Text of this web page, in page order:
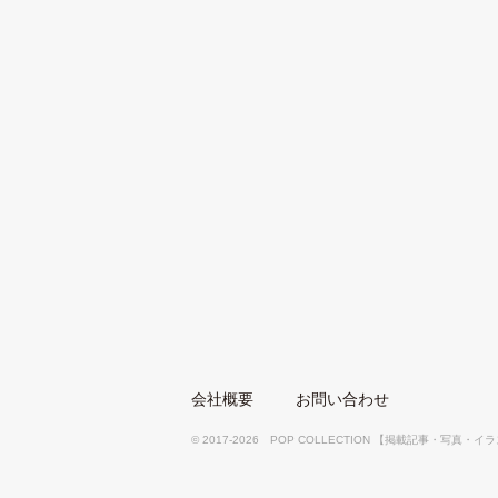
会社概要 お問い合わせ
© 2017-2026 POP COLLECTION 【掲載記事・写真・イラ